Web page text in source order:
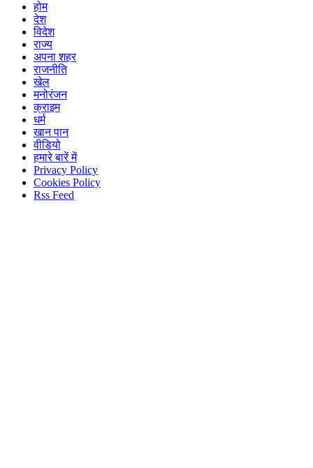
होम
देश
विदेश
राज्य
अपना शहर
राजनीति
खेल
मनोरंजन
क्राइम
धर्म
खान पान
वीडियो
हमारे बारें में
Privacy Policy
Cookies Policy
Rss Feed